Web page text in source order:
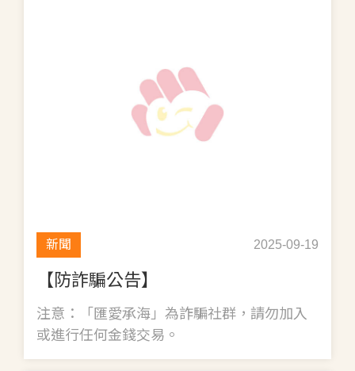
新聞 2025-09-19
【防詐騙公告】
注意：「匯愛承海」為詐騙社群，請勿加入
或進行任何金錢交易。